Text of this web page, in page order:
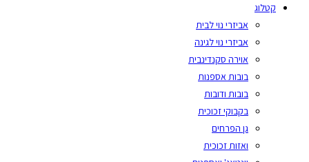
קטלוג
אביזרי נוי לבית
אביזרי נוי לגינה
אוירה סקנדינבית
בובות אספנות
בובות ודובות
בקבוקי זכוכית
גן הפרחים
ואזות זכוכית